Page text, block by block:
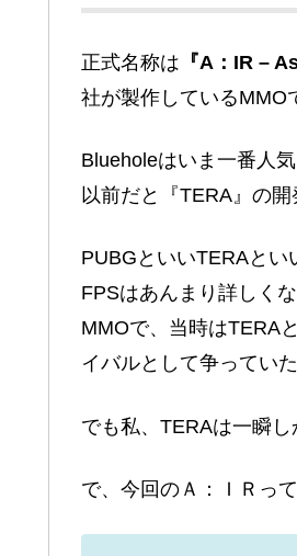
正式名称は 『A：IR –
社が製作しているMMO
Blueholeはいま一番人
以前だと『TERA』の開
PUBGといいTERAとい
FPSはあんまり詳しく
MMOで、当時はTERA
イバルとして争ってい
でも私、TERAは一瞬
で、今回のＡ：ＩＲっ